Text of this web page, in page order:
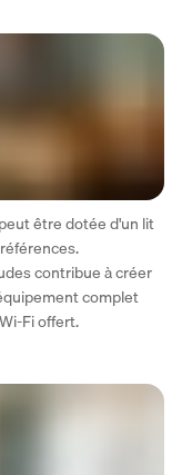
être dotée d'un lit
contribue à créer
complet
Fi offert.